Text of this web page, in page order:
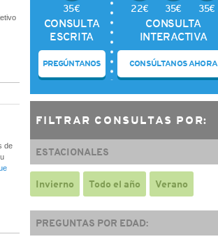
de
35€
CONSULTA
ESCRITA
PREGÚNTANOS
22€ 35€ 35€
CONSULTA
INTERACTIVA
CONSÚLTANOS AHORA
FILTRAR CONSULTAS POR:
ESTACIONALES
Invierno Todo el año Verano
PREGUNTAS POR EDAD: